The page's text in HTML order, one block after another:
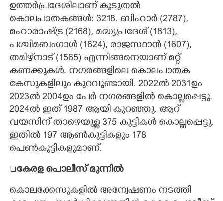
ഉത്തർപ്രദേശിലാണ് കൂടുതൽ
കൊലപാതകങ്ങൾ: 3218. ബിഹാർ (2787),
മഹാരാഷ്ട്ര (2168), മദ്ധ്യപ്രദേശ് (1813),
പശ്ചിമബംഗാൾ (1624), രാജസ്ഥാൻ (1607),
തമിഴ്‌നാട് (1565) എന്നിങ്ങനെയാണ് മറ്റ്
കണക്കുകൾ. നഗരങ്ങളിലെ കൊലപാതക
കേസുകളിലും കുറവുണ്ടായി. 2022ൽ 2031ഉം
2023ൽ 2004ഉം പേർ നഗരങ്ങളിൽ കൊല്ലപ്പെട്ടു.
2024ൽ ഇത് 1987 ആയി കുറഞ്ഞു. ആറ്
വയസിന് താഴെയുള്ള 375 കുട്ടികൾ കൊല്ലപ്പെട്ടു.
ഇതിൽ 197 ആൺകുട്ടികളും 178
പെൺകുട്ടികളുമാണ്.
കേരള പൊലീസ് മുന്നിൽ
കൊലക്കേസുകളിൽ അന്വേഷണം നടത്തി